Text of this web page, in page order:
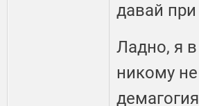
давай
Ладно, я
никому